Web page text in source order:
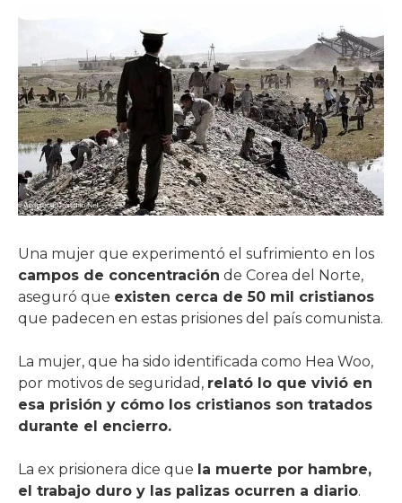
Una mujer que experimentó el sufrimiento en los
campos de concentración de Corea del Norte,
aseguró que existen cerca de 50 mil cristianos
que padecen en estas prisiones del país comunista.
La mujer, que ha sido identificada como Hea Woo,
por motivos de seguridad, relató lo que vivió en
esa prisión y cómo los cristianos son tratados
durante el encierro.
La ex prisionera dice que la muerte por hambre,
el trabajo duro y las palizas ocurren a diario.